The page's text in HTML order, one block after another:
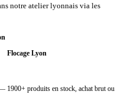
notre atelier lyonnais via les
Flocage Lyon
1900+ produits en stock, achat brut ou